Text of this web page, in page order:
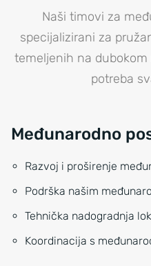
Naši timovi za
specijalizirani za
temeljenih na
potreba
Međunarodno
Razvoj i proširenje
Podrška našim
Tehnička nadogradnja
Koordinacija s